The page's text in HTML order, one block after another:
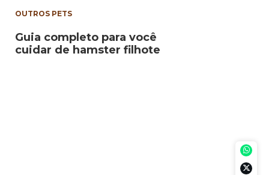
OUTROS PETS
Guia completo para você
cuidar de hamster filhote